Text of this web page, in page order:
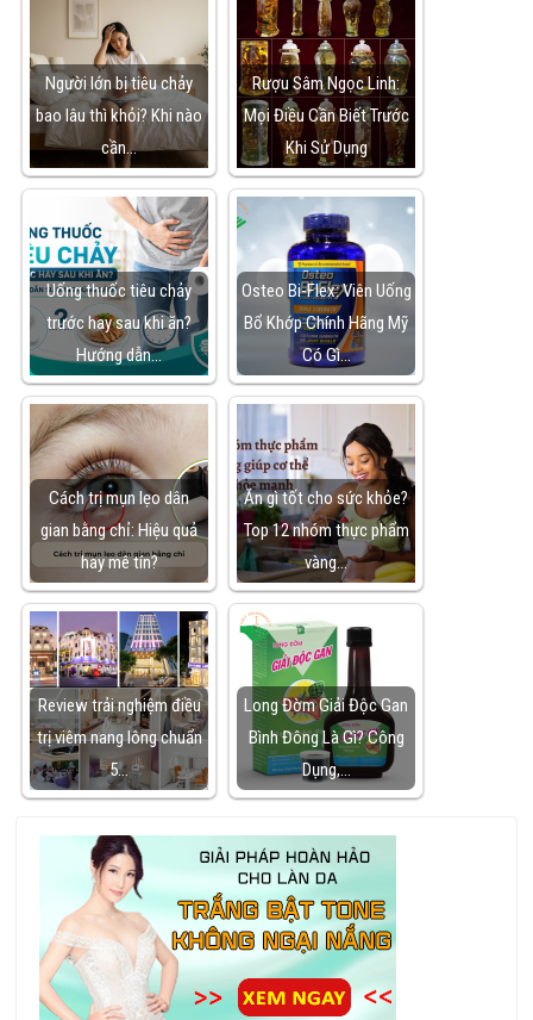
Người lớn bị tiêu chảy
bao lâu thì khỏi? Khi nào
cần…
Rượu Sâm Ngọc Linh:
Mọi Điều Cần Biết Trước
Khi Sử Dụng
Uống thuốc tiêu chảy
trước hay sau khi ăn?
Hướng dẫn…
Osteo Bi-Flex: Viên Uống
Bổ Khớp Chính Hãng Mỹ
Có Gì…
Cách trị mụn lẹo dân
gian bằng chỉ: Hiệu quả
hay mê tín?
Ăn gì tốt cho sức khỏe?
Top 12 nhóm thực phẩm
vàng…
Review trải nghiệm điều
trị viêm nang lông chuẩn
5…
Long Đờm Giải Độc Gan
Bình Đông Là Gì? Công
Dụng,…